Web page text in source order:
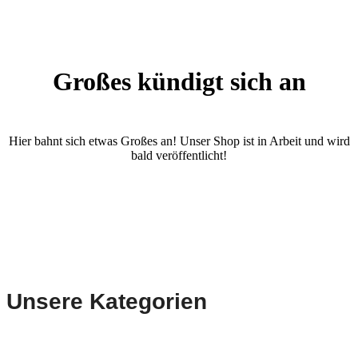
Großes kündigt sich an
Hier bahnt sich etwas Großes an! Unser Shop ist in Arbeit und wird
bald veröffentlicht!
Unsere Kategorien